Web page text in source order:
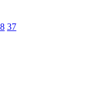
37